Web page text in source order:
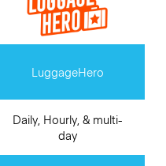
LuggageHero
Daily, Hourly, & multi-
day